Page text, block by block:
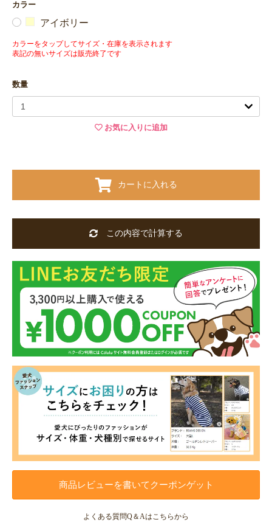
カラー
アイボリー
カラーをタップしてサイズ・在庫を表示されます
表記の無いサイズは販売終了です
数量
お気に入りに追加
カートに入れる
この内容で計算する
商品レビューを書いてクーポンゲット
よくある質問Q＆Aはこちらから